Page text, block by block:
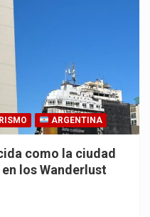
ARGENTINA
como la ciudad
los Wanderlust